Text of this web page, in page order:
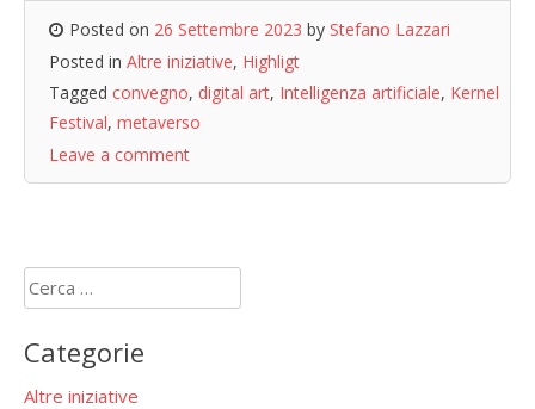
Posted on 26 Settembre 2023 by Stefano Lazzari
Posted in Altre iniziative, Highligt
Tagged convegno, digital art, Intelligenza artificiale, Kernel
Festival, metaverso
Leave a comment
Ricerca
per:
Categorie
Altre iniziative